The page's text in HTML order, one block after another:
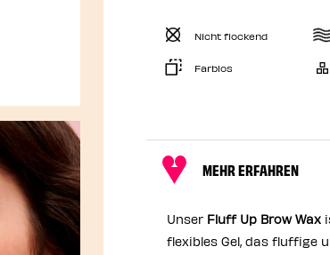
Nicht flockend
Farblos
MEHR ERFAHREN
Unser Fluff Up Brow Wax
flexibles Gel, das fluffige